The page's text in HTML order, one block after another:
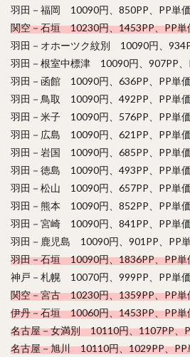
羽田－福岡 10090円、850PP、PP単
関空－石垣 10230円、1453PP、PP単
羽田－オホーツク紋別 10090円、
羽田－根室中標津 10090円、907PP、
羽田－函館 10090円、636PP、PP単
羽田－鳥取 10090円、492PP、PP単
羽田－米子 10090円、576PP、PP単
羽田－広島 10090円、621PP、PP単
羽田－岩国 10090円、685PP、PP単
羽田－徳島 10090円、493PP、PP単
羽田－松山 10090円、657PP、PP単
羽田－熊本 10090円、852PP、PP単
羽田－宮崎 10090円、841PP、PP単
羽田－鹿児島 10090円、901PP、PP
羽田－石垣 10090円、1836PP、PP単
神戸－札幌 10070円、999PP、PP単
関空－宮古 10230円、1359PP、PP単
伊丹－石垣 10060円、1453PP、PP単
名古屋－女満別 10110円、1107PP、
名古屋－旭川 10110円、1029PP、PP